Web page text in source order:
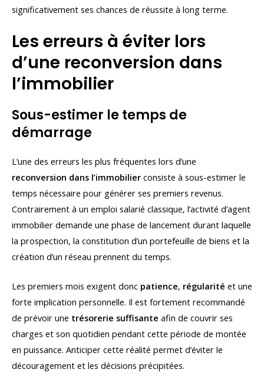
significativement ses chances de réussite à long terme.
Les erreurs à éviter lors
d’une reconversion dans
l’immobilier
Sous-estimer le temps de
démarrage
L’une des erreurs les plus fréquentes lors d’une
reconversion dans l’immobilier consiste à sous-estimer le
temps nécessaire pour générer ses premiers revenus.
Contrairement à un emploi salarié classique, l’activité d’agent
immobilier demande une phase de lancement durant laquelle
la prospection, la constitution d’un portefeuille de biens et la
création d’un réseau prennent du temps.
Les premiers mois exigent donc patience, régularité et une
forte implication personnelle. Il est fortement recommandé
de prévoir une trésorerie suffisante afin de couvrir ses
charges et son quotidien pendant cette période de montée
en puissance. Anticiper cette réalité permet d’éviter le
découragement et les décisions précipitées.